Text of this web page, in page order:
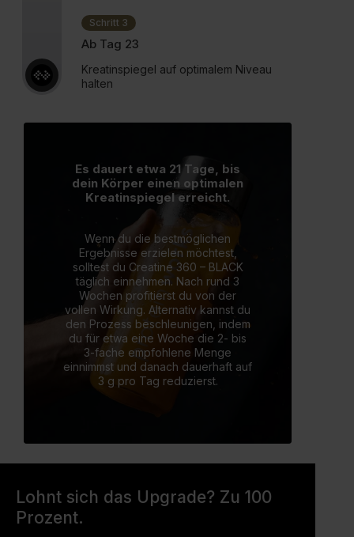
Schritt 3
Ab Tag 23
Kreatinspiegel auf optimalem Niveau
halten
Es dauert etwa 21 Tage, bis
dein Körper einen optimalen
Kreatinspiegel erreicht.
Wenn du die bestmöglichen
Ergebnisse erzielen möchtest,
solltest du Creatine 360 – BLACK
täglich einnehmen. Nach rund 3
Wochen profitierst du von der
vollen Wirkung. Alternativ kannst du
den Prozess beschleunigen, indem
du für etwa eine Woche die 2- bis
3-fache empfohlene Menge
einnimmst und danach dauerhaft auf
3 g pro Tag reduzierst.
Lohnt sich das Upgrade? Zu 100
Prozent.